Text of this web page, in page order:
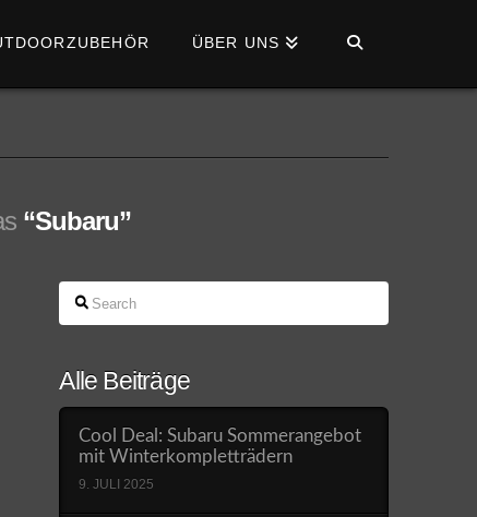
ÜBER UNS
“Subaru”
Search
Alle Beiträge
Cool Deal: Subaru Sommerangebot
mit Winterkompletträdern
9. JULI 2025